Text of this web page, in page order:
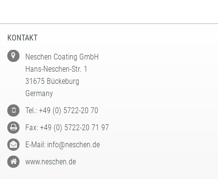
KONTAKT
Neschen Coating GmbH
Hans-Neschen-Str. 1
31675 Bückeburg
Germany
Tel.: +49 (0) 5722-20 70
Fax: +49 (0) 5722-20 71 97
E-Mail: info@neschen.de
www.neschen.de